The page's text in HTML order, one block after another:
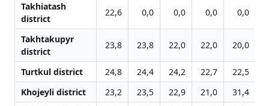
Takhiatash
district
22,6 0,0 0,0 0,0 0,0
Takhtakupyr
district
23,8 23,8 22,0 22,0 20,0
Turtkul district 24,8 24,4 24,2 22,7 22,5
Khojeyli district
23,2 23,5 22,9 21,0 31,4